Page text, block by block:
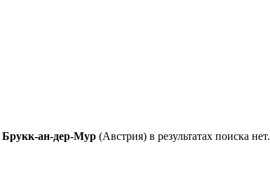
Брукк-ан-дер-Мур (Австрия) в результатах поиска нет.